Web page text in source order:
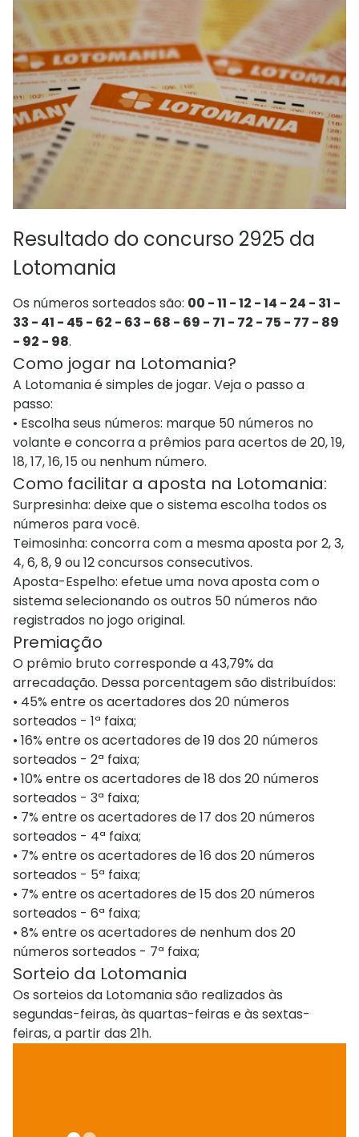
Resultado do concurso 2925 da
Lotomania
Os números sorteados são: 00 - 11 - 12 - 14 - 24 - 31 -
33 - 41 - 45 - 62 - 63 - 68 - 69 - 71 - 72 - 75 - 77 - 89
- 92 - 98.
Como jogar na Lotomania?
A Lotomania é simples de jogar. Veja o passo a
passo:
• Escolha seus números: marque 50 números no
volante e concorra a prêmios para acertos de 20, 19,
18, 17, 16, 15 ou nenhum número.
Como facilitar a aposta na Lotomania:
Surpresinha: deixe que o sistema escolha todos os
números para você.
Teimosinha: concorra com a mesma aposta por 2, 3,
4, 6, 8, 9 ou 12 concursos consecutivos.
Aposta-Espelho: efetue uma nova aposta com o
sistema selecionando os outros 50 números não
registrados no jogo original.
Premiação
O prêmio bruto corresponde a 43,79​% da
arrecadação. Dessa porcentagem são distribuídos:
• 45% entre os acertadores dos 20 números
sorteados - 1ª faixa;
• 16% entre os acertadores de 19 dos 20 números
sorteados - 2ª faixa;
• 10% entre os acertadores de 18 dos 20 números
sorteados - 3ª faixa;
• 7% entre os acertadores de 17 dos 20 números
sorteados - 4ª faixa;
• 7% entre os acertadores de 16 dos 20 números
sorteados - 5ª faixa;
• 7% entre os acertadores de 15 dos 20 números
sorteados - 6ª faixa;
• 8% entre os acertadores de nenhum dos 20
números sorteados - 7ª faixa;
Sorteio​ da Lotomania
Os sorteios da Lotomania são realizados às
segundas-feiras, às quartas-feiras e às sextas-
feiras, a partir das 21h.